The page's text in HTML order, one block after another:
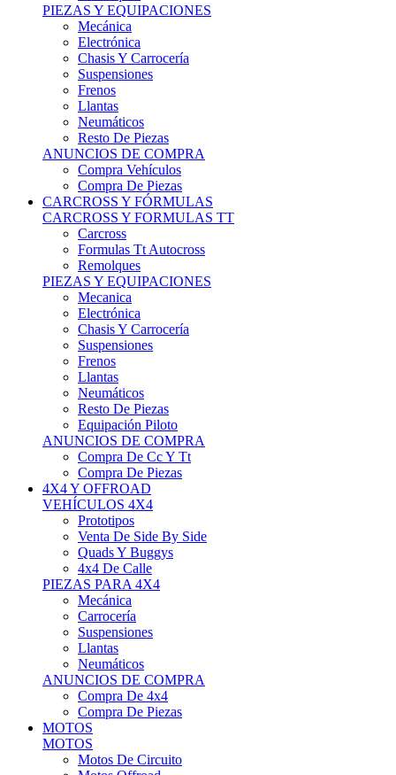
PIEZAS Y EQUIPACIONES
Mecánica
Electrónica
Chasis Y Carrocería
Suspensiones
Frenos
Llantas
Neumáticos
Resto De Piezas
ANUNCIOS DE COMPRA
Compra Vehículos
Compra De Piezas
CARCROSS Y FÓRMULAS
CARCROSS Y FORMULAS TT
Carcross
Formulas Tt Autocross
Remolques
PIEZAS Y EQUIPACIONES
Mecanica
Electrónica
Chasis Y Carrocería
Suspensiones
Frenos
Llantas
Neumáticos
Resto De Piezas
Equipación Piloto
ANUNCIOS DE COMPRA
Compra De Cc Y Tt
Compra De Piezas
4X4 Y OFFROAD
VEHÍCULOS 4X4
Prototipos
Venta De Side By Side
Quads Y Buggys
4x4 De Calle
PIEZAS PARA 4X4
Mecánica
Carrocería
Suspensiones
Llantas
Neumáticos
ANUNCIOS DE COMPRA
Compra De 4x4
Compra De Piezas
MOTOS
MOTOS
Motos De Circuito